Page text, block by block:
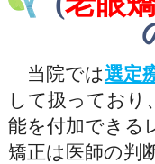
当院では選定
して扱っており
能を付加できる
矯正は医師の判